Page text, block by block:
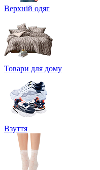
Верхній одяг
Товари для дому
Взуття